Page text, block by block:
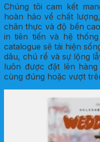
Chúng tôi cam kết
hoàn hảo về chất
chân thực và độ bền
in tiên tiến và hệ
catalogue sẽ tái hiện
dâu, chú rể và sự lộng
luôn được đặt lên
cùng đúng hoặc vượt